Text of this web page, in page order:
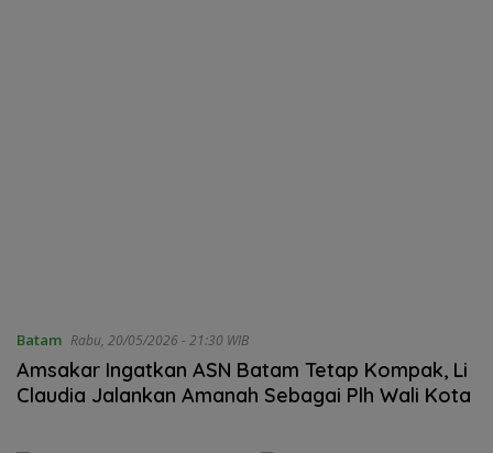
Batam Rabu, 20/05/2026 - 21:30 WIB
Amsakar Ingatkan ASN Batam Tetap Kompak, Li
Claudia Jalankan Amanah Sebagai Plh Wali Kota